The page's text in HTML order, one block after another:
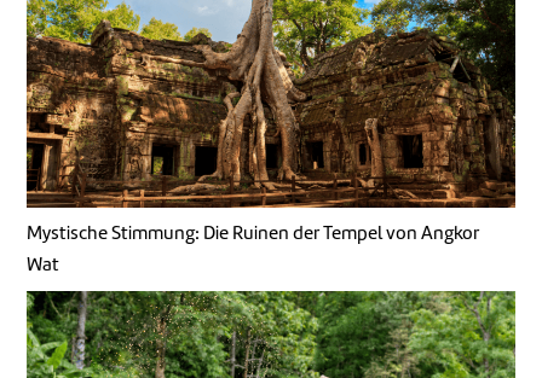
Mystische Stimmung: Die Ruinen der Tempel von Angkor
Wat